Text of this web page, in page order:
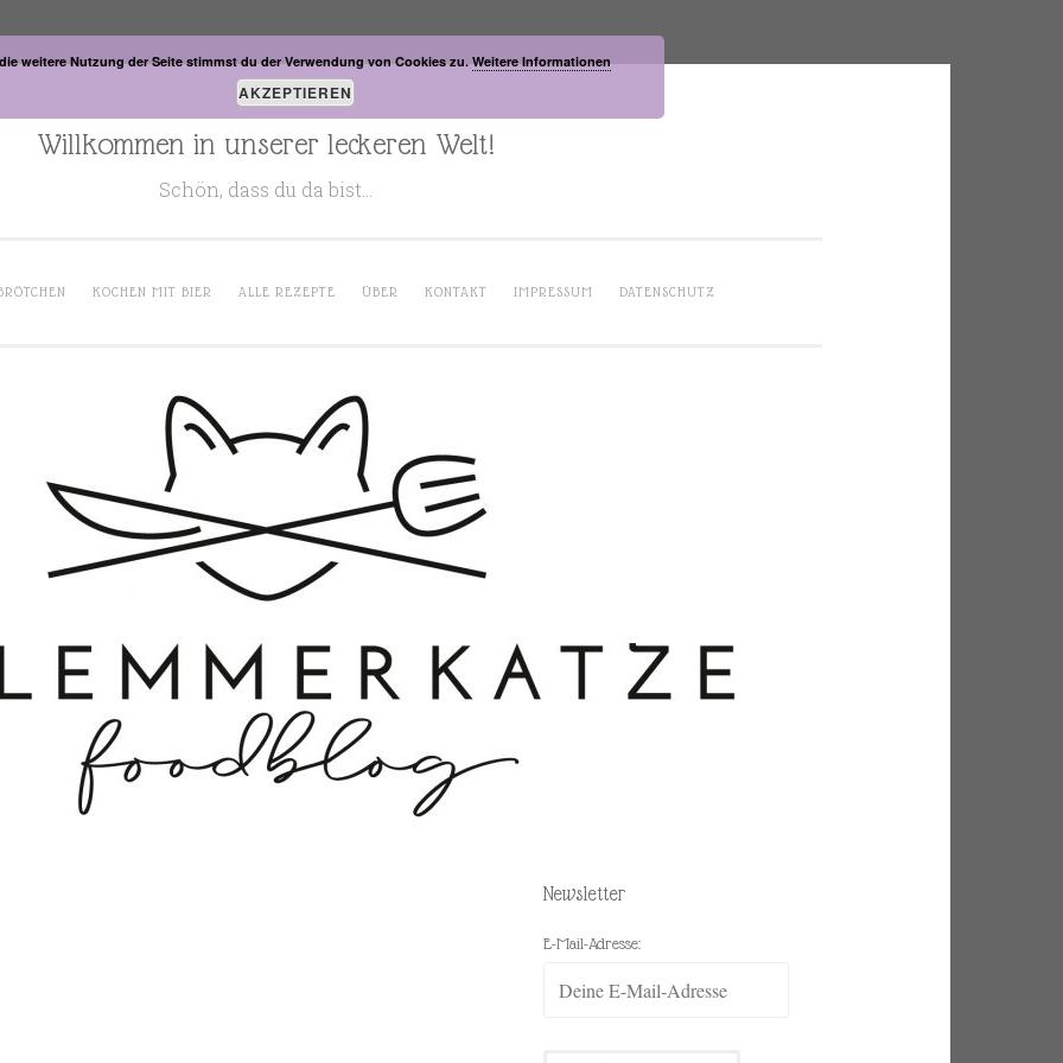
Willkommen in unserer leckeren Welt!
Schön, dass du da bist…
KOCHEN MIT BIER ALLE REZEPTE ÜBER KONTAKT IMPRESSUM DATENSCHUTZ
Newsletter
E-Mail-Adresse:
weitere Nutzung der Seite stimmst du der Verwendung von Cookies zu. Weitere Informationen
AKZEPTIEREN